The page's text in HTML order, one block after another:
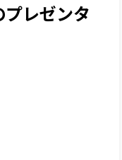
レゼンタ